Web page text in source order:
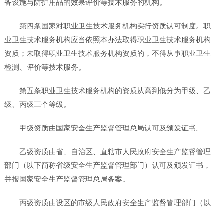
备设施与防护用品的效果评价等技术服务的机构。
第四条国家对职业卫生技术服务机构实行资质认可制度。职
业卫生技术服务机构应当依照本办法取得职业卫生技术服务机构
资质；未取得职业卫生技术服务机构资质的，不得从事职业卫生
检测、评价等技术服务。
第五条职业卫生技术服务机构的资质从高到低分为甲级、乙
级、丙级三个等级。
甲级资质由国家安全生产监督管理总局认可及颁发证书。
乙级资质由省、自治区、直辖市人民政府安全生产监督管理
部门（以下简称省级安全生产监督管理部门）认可及颁发证书，
并报国家安全生产监督管理总局备案。
丙级资质由设区的市级人民政府安全生产监督管理部门（以